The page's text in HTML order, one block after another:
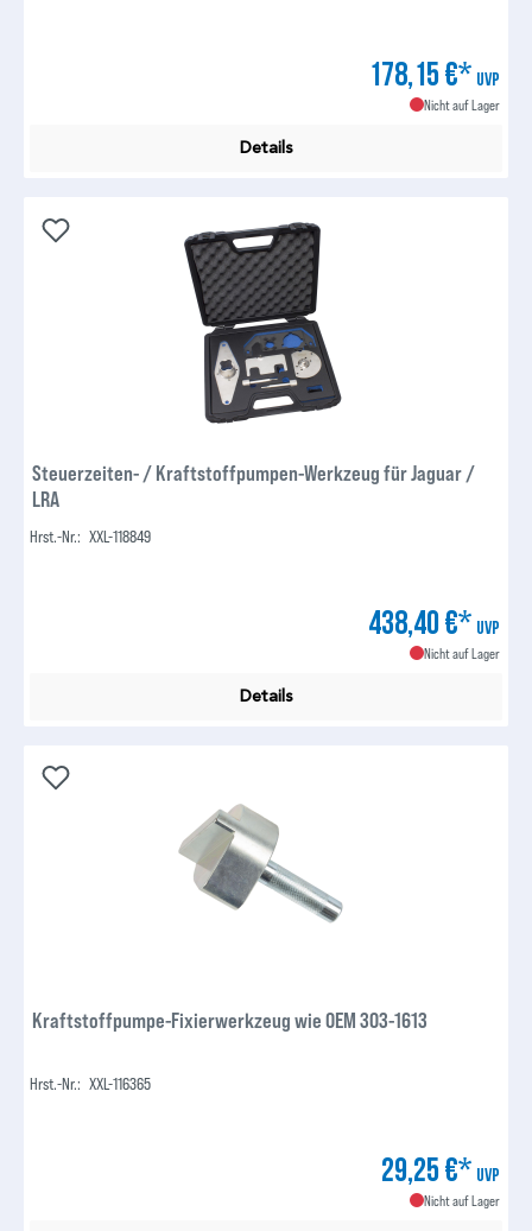
178,15 €* UVP
Nicht auf Lager
Details
Steuerzeiten- / Kraftstoffpumpen-Werkzeug für Jaguar /
LRA
Hrst.-Nr.: XXL-118849
438,40 €* UVP
Nicht auf Lager
Details
Kraftstoffpumpe-Fixierwerkzeug wie OEM 303-1613
Hrst.-Nr.: XXL-116365
29,25 €* UVP
Nicht auf Lager